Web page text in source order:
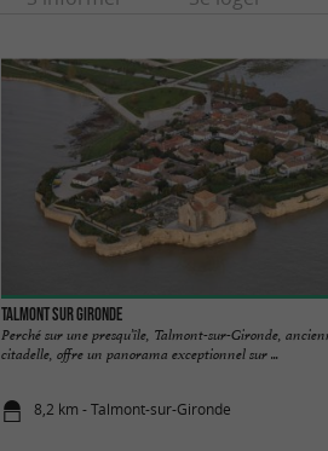
Talmont sur Gironde
Perché sur une presqu’île, Talmont-sur-Gironde,
citadelle, offre un panorama exceptionnel sur ...
8,2 km - Talmont-sur-Gironde